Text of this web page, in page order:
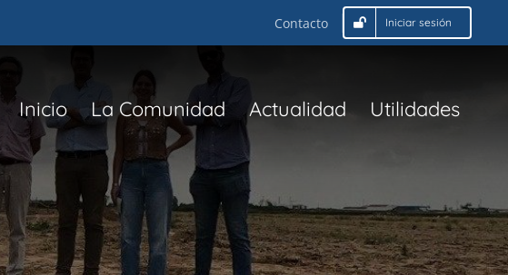
Contacto Iniciar sesión
Inicio La Comunidad Actualidad Utilidades